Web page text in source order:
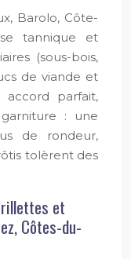
Barolo, Côte-
tannique et
(sous-bois,
de viande et
parfait,
: une
de rondeur,
tolèrent des
et
Côtes-du-